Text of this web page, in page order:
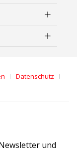
Datenschutz
und